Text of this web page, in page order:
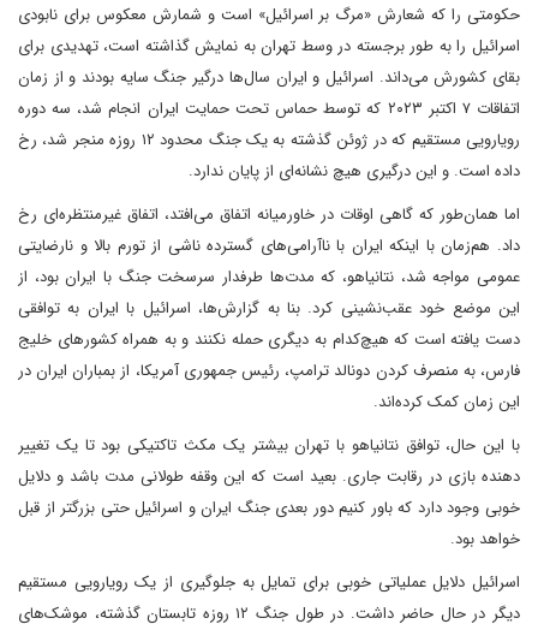
حکومتی را که شعارش «مرگ بر اسرائیل» است و شمارش معکوس برای نابودی
اسرائیل را به طور برجسته در وسط تهران به نمایش گذاشته است، تهدیدی برای
بقای کشورش می‌داند. اسرائیل و ایران سال‌ها درگیر جنگ سایه بودند و از زمان
اتفاقات ۷ اکتبر ۲۰۲۳ که توسط حماس تحت حمایت ایران انجام شد، سه دوره
رویارویی مستقیم که در ژوئن گذشته به یک جنگ محدود ۱۲ روزه منجر شد، رخ
داده است. و این درگیری هیچ نشانه‌ای از پایان ندارد.
اما همان‌طور که گاهی اوقات در خاورمیانه اتفاق می‌افتد، اتفاق غیرمنتظره‌ای رخ
داد. هم‌زمان با اینکه ایران با ناآرامی‌های گسترده ناشی از تورم بالا و نارضایتی
عمومی مواجه شد، نتانیاهو، که مدت‌ها طرفدار سرسخت جنگ با ایران بود، از
این موضع خود عقب‌نشینی کرد. بنا به گزارش‌ها، اسرائیل با ایران به توافقی
دست یافته است که هیچ‌کدام به دیگری حمله نکنند و به همراه کشورهای خلیج
فارس، به منصرف کردن دونالد ترامپ، رئیس جمهوری آمریکا، از بمباران ایران در
این زمان کمک کرده‌اند.
با این حال، توافق نتانیاهو با تهران بیشتر یک مکث تاکتیکی بود تا یک تغییر
دهنده بازی در رقابت جاری. بعید است که این وقفه طولانی مدت باشد و دلایل
خوبی وجود دارد که باور کنیم دور بعدی جنگ ایران و اسرائیل حتی بزرگتر از قبل
خواهد بود.
اسرائیل دلایل عملیاتی خوبی برای تمایل به جلوگیری از یک رویارویی مستقیم
دیگر در حال حاضر داشت. در طول جنگ ۱۲ روزه تابستان گذشته، موشک‌های